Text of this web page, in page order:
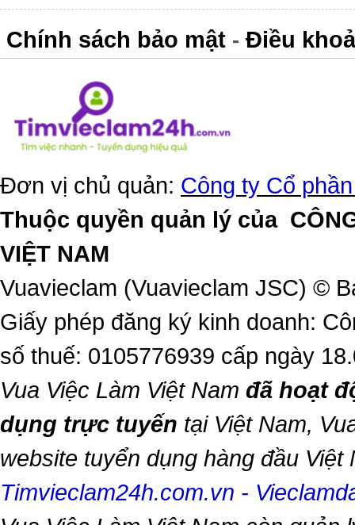
Chính sách bảo mật - Điều
Đơn vị chủ quản: Công ty Cổ
Thuộc quyền quản lý của
VIỆT NAM
Vuavieclam (Vuavieclam JSC) ©
Giấy phép đăng ký kinh doanh:
số thuế: 0105776939 cấp ngày
Vua Việc Làm Việt Nam đã hoạt
dụng trực tuyến tại Việt Nam,
website tuyển dụng hàng đầu
Timvieclam24h.com.vn -